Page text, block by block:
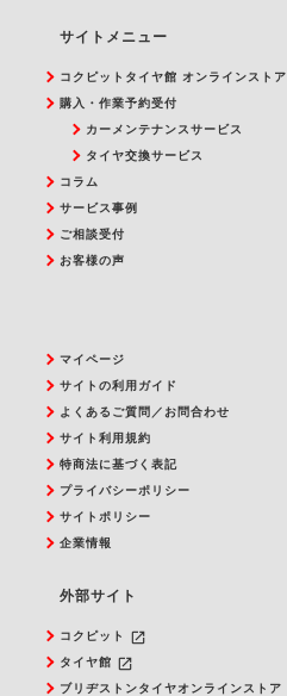
サイトメニュー
コクピットタイヤ館 オンラインストア
購入・作業予約受付
カーメンテナンスサービス
タイヤ交換サービス
コラム
サービス事例
ご相談受付
お客様の声
マイページ
サイトの利用ガイド
よくあるご質問／お問合わせ
サイト利用規約
特商法に基づく表記
プライバシーポリシー
サイトポリシー
企業情報
外部サイト
コクピット launch
タイヤ館 launch
ブリヂストンタイヤオンラインストア